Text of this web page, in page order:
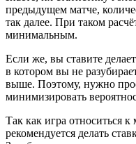
предыдущем матче,
так далее. При таком
минимальным.
Если же, вы ставите
в котором вы не
выше. Поэтому, нужно
минимизировать
Так как игра относиться к
рекомендуется делать